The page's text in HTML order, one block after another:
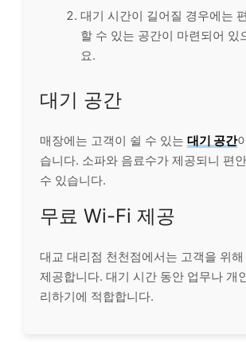
대기 시간이 길어질 경우에는
할 수 있는 공간이 마련되어 있
요.
대기 공간
매장에는 고객이 쉴 수 있는 대기 공간
습니다. 소파와 음료수가 제공되니 편
수 있습니다.
무료 Wi-Fi 제공
대교 대리점 천천점에서는 고객을 위해
제공합니다. 대기 시간 동안 업무나 개
리하기에 적합합니다.